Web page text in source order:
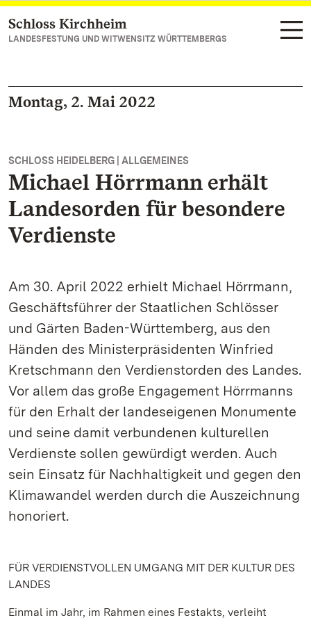
Zum Hauptinhalt springen
Schloss Kirchheim
LANDESFESTUNG UND WITWENSITZ WÜRTTEMBERGS
Montag, 2. Mai 2022
SCHLOSS HEIDELBERG | ALLGEMEINES
Michael Hörrmann erhält
Landesorden für besondere
Verdienste
Am 30. April 2022 erhielt Michael Hörrmann,
Geschäftsführer der Staatlichen Schlösser
und Gärten Baden-Württemberg, aus den
Händen des Ministerpräsidenten Winfried
Kretschmann den Verdienstorden des Landes.
Vor allem das große Engagement Hörrmanns
für den Erhalt der landeseigenen Monumente
und seine damit verbundenen kulturellen
Verdienste sollen gewürdigt werden. Auch
sein Einsatz für Nachhaltigkeit und gegen den
Klimawandel werden durch die Auszeichnung
honoriert.
FÜR VERDIENSTVOLLEN UMGANG MIT DER KULTUR DES
LANDES
Einmal im Jahr, im Rahmen eines Festakts, verleiht